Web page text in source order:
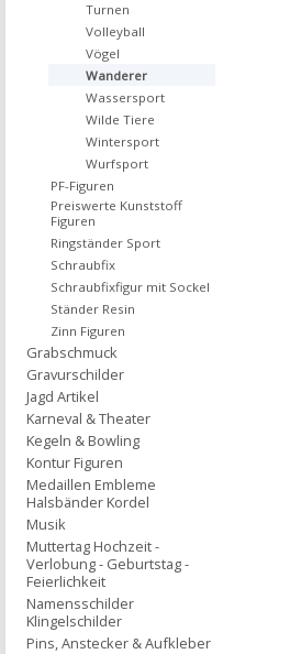
Turnen
Volleyball
Vögel
Wanderer
Wassersport
Wilde Tiere
Wintersport
Wurfsport
PF-Figuren
Preiswerte Kunststoff
Figuren
Ringständer Sport
Schraubfix
Schraubfixfigur mit Sockel
Ständer Resin
Zinn Figuren
Grabschmuck
Gravurschilder
Jagd Artikel
Karneval & Theater
Kegeln & Bowling
Kontur Figuren
Medaillen Embleme
Halsbänder Kordel
Musik
Muttertag Hochzeit -
Verlobung - Geburtstag -
Feierlichkeit
Namensschilder
Klingelschilder
Pins, Anstecker & Aufkleber